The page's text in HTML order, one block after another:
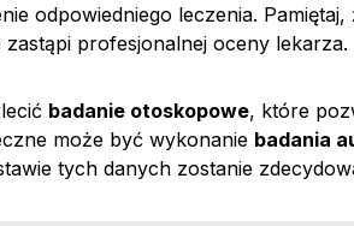
odpowiedniego leczenia. Pamiętaj,
zastąpi profesjonalnej oceny lekarza.
badanie otoskopowe, które
może być wykonanie badania
tych danych zostanie